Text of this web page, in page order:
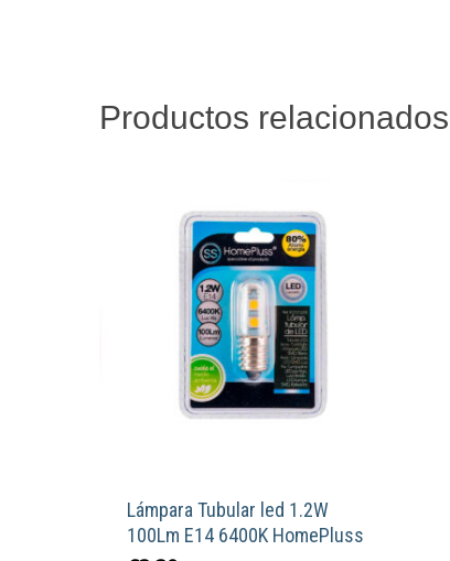
Productos relacionados
Lámpara Tubular led 1.2W
100Lm E14 6400K HomePluss